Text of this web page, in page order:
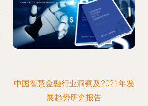
中国智慧金融行业洞察及2021年发
展趋势研究报告